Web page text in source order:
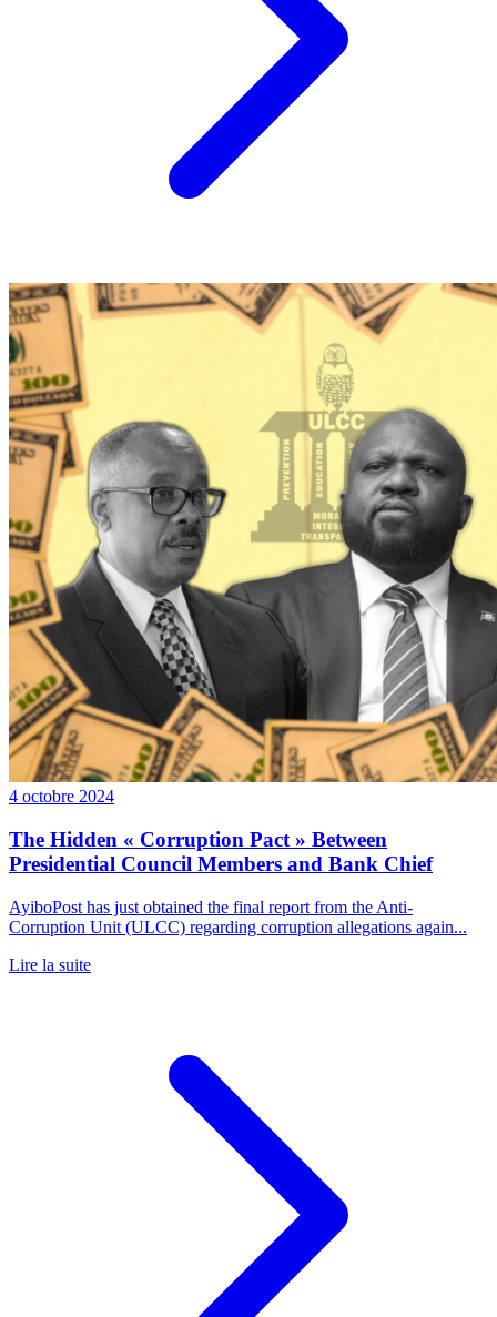
4 octobre 2024
The Hidden « Corruption Pact » Between
Presidential Council Members and Bank Chief
AyiboPost has just obtained the final report from the Anti-
Corruption Unit (ULCC) regarding corruption allegations again...
Lire la suite